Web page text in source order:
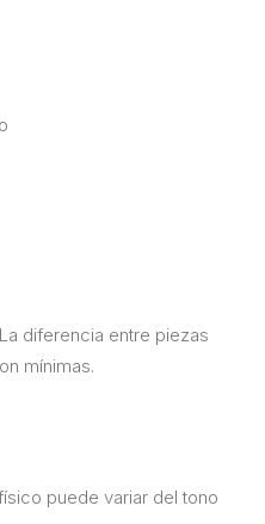
diferencia entre piezas
mínimas.
puede variar del tono